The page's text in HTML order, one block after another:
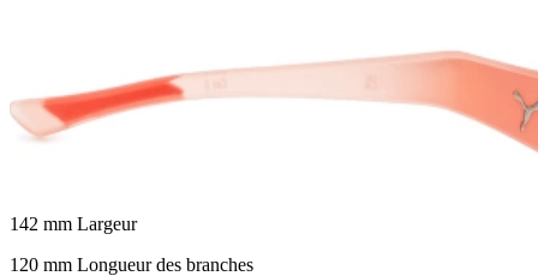
142 mm Largeur
120 mm Longueur des branches